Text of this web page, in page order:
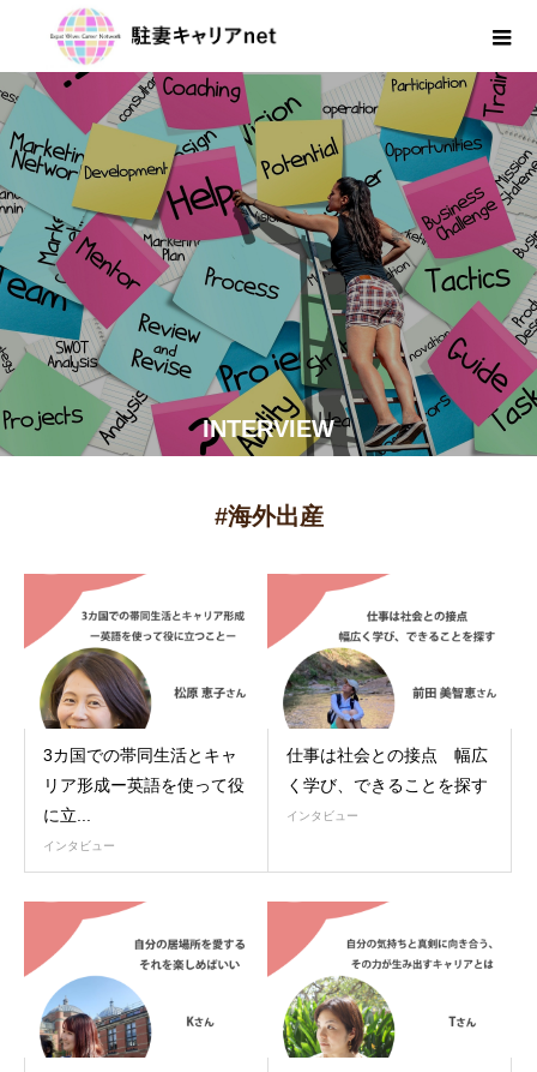
INTERVIEW
#海外出産
3カ国での帯同生活とキャ
リア形成ー英語を使って役
に立...
インタビュー
仕事は社会との接点 幅広
く学び、できることを探す
インタビュー